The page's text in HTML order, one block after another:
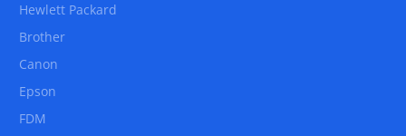
Hewlett Packard
Brother
Canon
Epson
FDM